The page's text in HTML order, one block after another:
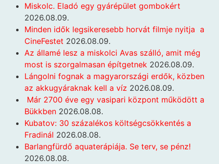
Miskolc. Eladó egy gyárépület gombokért
2026.08.09.
Minden idők legsikeresebb horvát filmje nyitja a
CineFestet 2026.08.09.
Az államé lesz a miskolci Avas szálló, amit még
most is szorgalmasan építgetnek 2026.08.09.
Lángolni fognak a magyarországi erdők, közben
az akkugyáraknak kell a víz 2026.08.09.
Már 2700 éve egy vasipari központ működött a
Bükkben 2026.08.08.
Kubatov: 30 százalékos költségcsökkentés a
Fradinál 2026.08.08.
Barlangfürdő aquaterápiája. Se terv, se pénz!
2026.08.08.